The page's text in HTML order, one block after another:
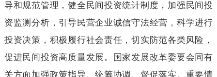
导和规范管理，健全民间投资统计制度，加强民间投
资监测分析，引导民营企业诚信守法经营，科学进行
投资决策，积极履行社会责任，切实防范各类风险，
促进民间投资高质量发展。国家发展改革委要会同有
关方面加强政策指导、统筹协调、督促落实。重要情